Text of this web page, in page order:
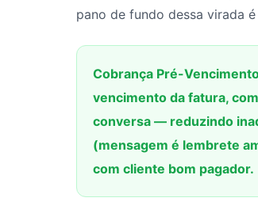
pano de fundo dessa virada
Cobrança Pré-
vencimento da fatura,
conversa — reduzindo
(mensagem é lembrete
com cliente bom pagador.